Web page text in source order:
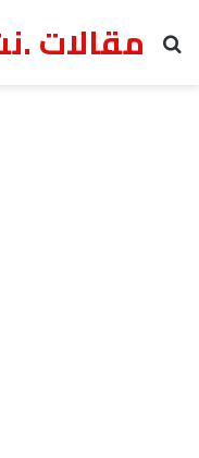
مقالات
بحث عن